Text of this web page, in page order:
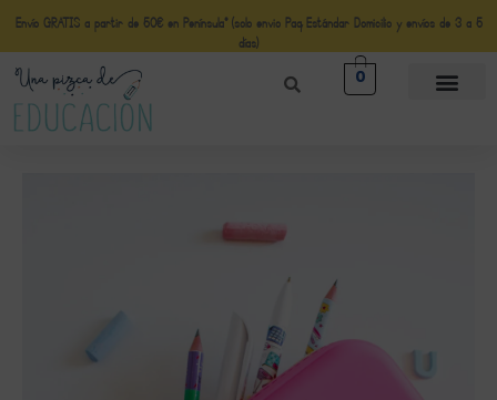
Envío GRATIS a partir de 50€ en Península* (solo envio Paq Estándar Domicilio y envíos de 3 a 5
días)
0